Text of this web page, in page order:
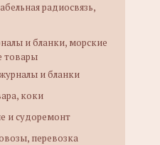
радиосвязь,
и бланки, морские
товары
и бланки
коки
и судоремонт
перевозка